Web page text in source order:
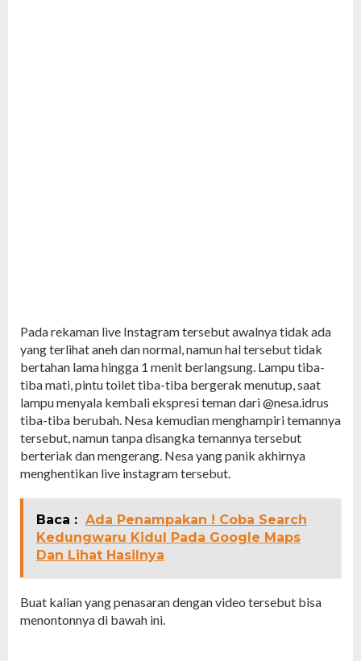
Pada rekaman live Instagram tersebut awalnya tidak ada
yang terlihat aneh dan normal, namun hal tersebut tidak
bertahan lama hingga 1 menit berlangsung. Lampu tiba-
tiba mati, pintu toilet tiba-tiba bergerak menutup, saat
lampu menyala kembali ekspresi teman dari @nesa.idrus
tiba-tiba berubah. Nesa kemudian menghampiri temannya
tersebut, namun tanpa disangka temannya tersebut
berteriak dan mengerang. Nesa yang panik akhirnya
menghentikan live instagram tersebut.
Baca : Ada Penampakan ! Coba Search
Kedungwaru Kidul Pada Google Maps
Dan Lihat Hasilnya
Buat kalian yang penasaran dengan video tersebut bisa
menontonnya di bawah ini.